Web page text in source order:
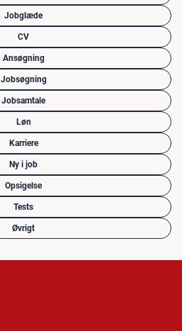
Jobglæde
CV
Ansøgning
Jobsøgning
Jobsamtale
Løn
Karriere
Ny i job
Opsigelse
Tests
Øvrigt